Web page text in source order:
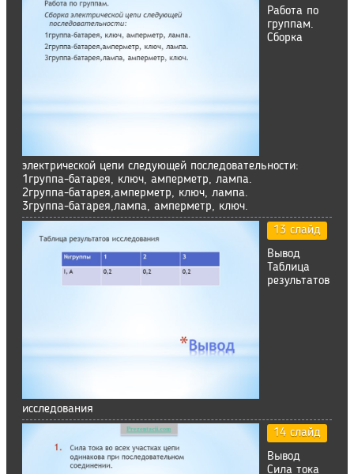
Работа по
группам.
Сборка
электрической цепи следующей последовательности:
1группа-батарея, ключ, амперметр, лампа.
2группа-батарея,амперметр, ключ, лампа.
3группа-батарея,лампа, амперметр, ключ.
13 слайд
Вывод
Таблица
результатов
исследования
14 слайд
Вывод
Сила тока